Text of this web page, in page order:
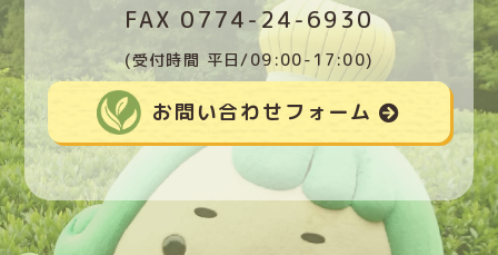
FAX 0774-24-6930
(受付時間 平日/09:00-17:00)
お問い合わせフォーム